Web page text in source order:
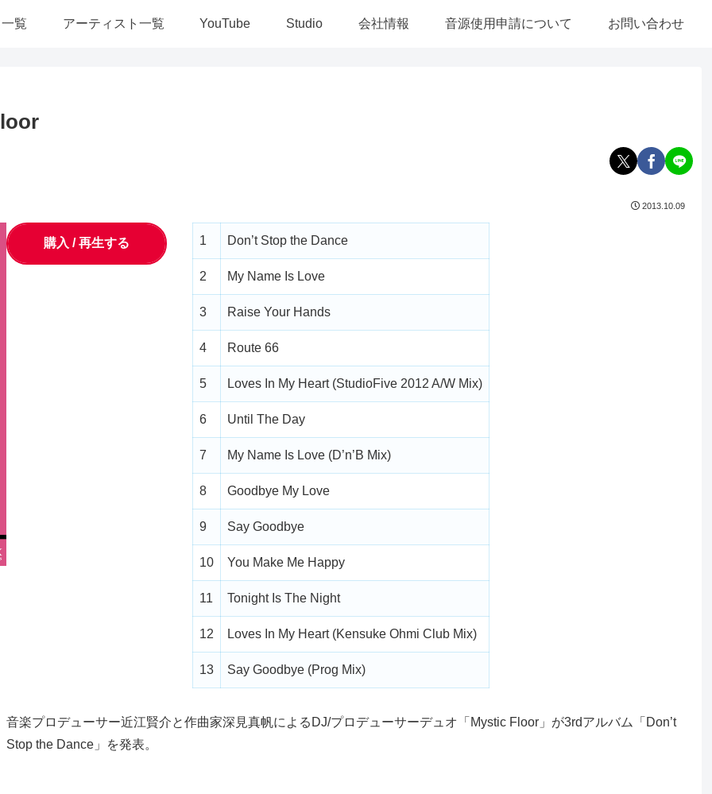
覧 アーティスト一覧 YouTube Studio 会社情報 音源使用申請について お問い合わせ
2013.10.09
購入 / 再生する 1 Don’t Stop the Dance
2 My Name Is Love
3 Raise Your Hands
4 Route 66
5 Loves In My Heart (StudioFive 2012 A/W Mix)
6 Until The Day
7 My Name Is Love (D’n’B Mix)
8 Goodbye My Love
9 Say Goodbye
10 You Make Me Happy
11 Tonight Is The Night
12 Loves In My Heart (Kensuke Ohmi Club Mix)
13 Say Goodbye (Prog Mix)
音楽プロデューサー近江賢介と作曲家深見真帆によるDJ/プロデューサーデュオ「Mystic Floor」が3rdアルバム「Don’t
Stop the Dance」を発表。